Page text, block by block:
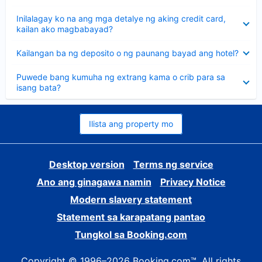
Inilalagay ko na ang mga detalye ng aking credit card,
kailan ako magbabayad?
ang
sagot
Kailangan ba ng deposito o ng paunang bayad ang hotel?
ang
Puwede bang kumuha ng extrang kama o crib para sa
isang bata?
ang
sagot
Ilista ang property mo
Desktop version
Terms ng service
Ano ang ginagawa namin
Privacy Notice
Modern slavery statement
Statement sa karapatang pantao
Tungkol sa Booking.com